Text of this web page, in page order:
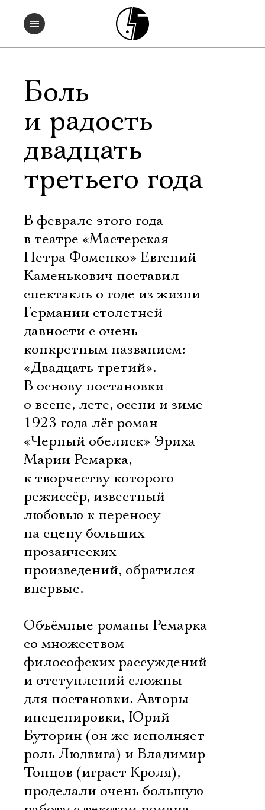
Боль
и радость
двадцать
третьего года
В феврале этого года
в театре «Мастерская
Петра Фоменко» Евгений
Каменькович поставил
спектакль о годе из жизни
Германии столетней
давности с очень
конкретным названием:
«Двадцать третий».
В основу постановки
о весне, лете, осени и зиме
1923 года лёг роман
«Черный обелиск» Эриха
Марии Ремарка,
к творчеству которого
режиссёр, известный
любовью к переносу
на сцену больших
прозаических
произведений, обратился
впервые.
Объёмные романы Ремарка
со множеством
философских рассуждений
и отступлений сложны
для постановки. Авторы
инсценировки, Юрий
Буторин (он же исполняет
роль Людвига) и Владимир
Топцов (играет Кроля),
проделали очень большую